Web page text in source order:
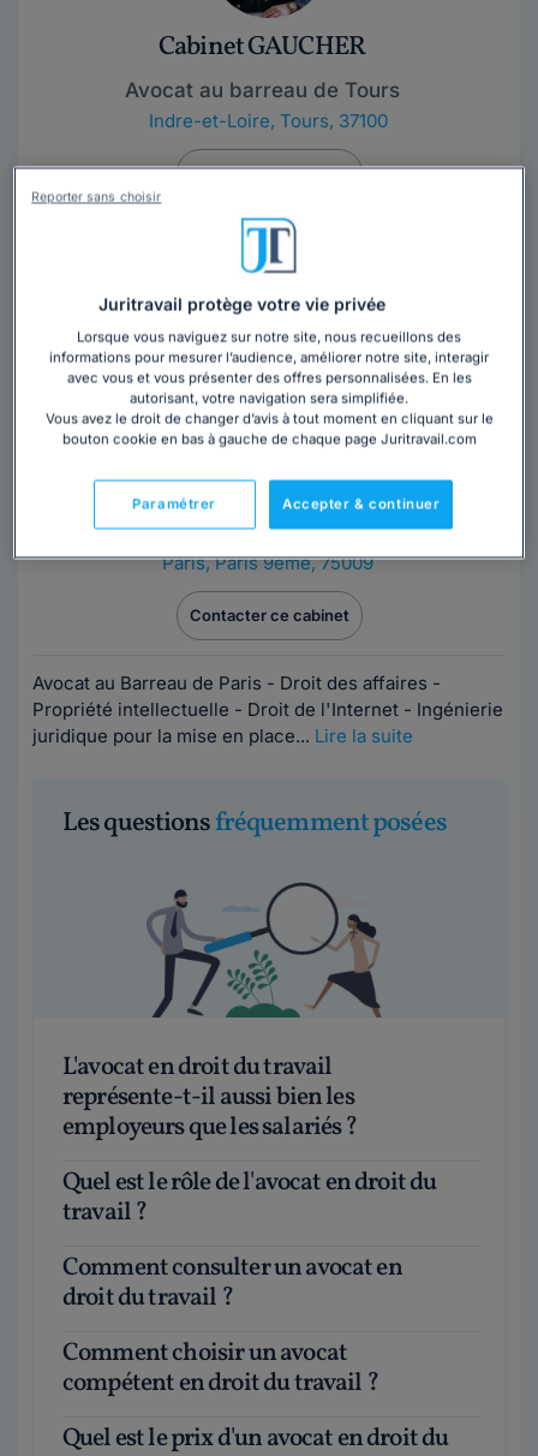
Cabinet GAUCHER
Avocat au barreau de Tours
Indre-et-Loire, Tours, 37100
Contacter ce cabinet
Droit du travail (Prudhommes);Droit de la Famille
(divorce. enfants); Avocat généraliste.
Cabinet ISABELLE BURLACOT
Avocat au barreau de Paris
Paris,Paris 9ème, 75009
Contacter ce cabinet
Avocat au Barreau de Paris - Droit des affaires -
Propriété intellectuelle - Droit de l'Internet - Ingénierie
juridique pour la mise en place... Lire la suite
Les questionsfréquemment posées
L'avocat en droit du travail
représente-t-il aussi bien les
employeurs que les salariés ?
Quel est le rôle de l'avocat en droit du
travail ?
Comment consulter un avocat en
droit du travail ?
Comment choisir un avocat
compétent en droit du travail ?
Quel est le prix d'un avocat en droit du
Juritravail protège votre vie privée
Lorsque vous naviguez sur notre site, nous recueillons des
informations pour mesurer l’audience, améliorer notre site, interagir
avec vous et vous présenter des offres personnalisées. En les
autorisant, votre navigation sera simplifiée.
Vous avez le droit de changer d’avis à tout moment en cliquant sur le
bouton cookie en bas à gauche de chaque page Juritravail.com
Accepter & continuer
Paramétrer
Reporter sans choisir